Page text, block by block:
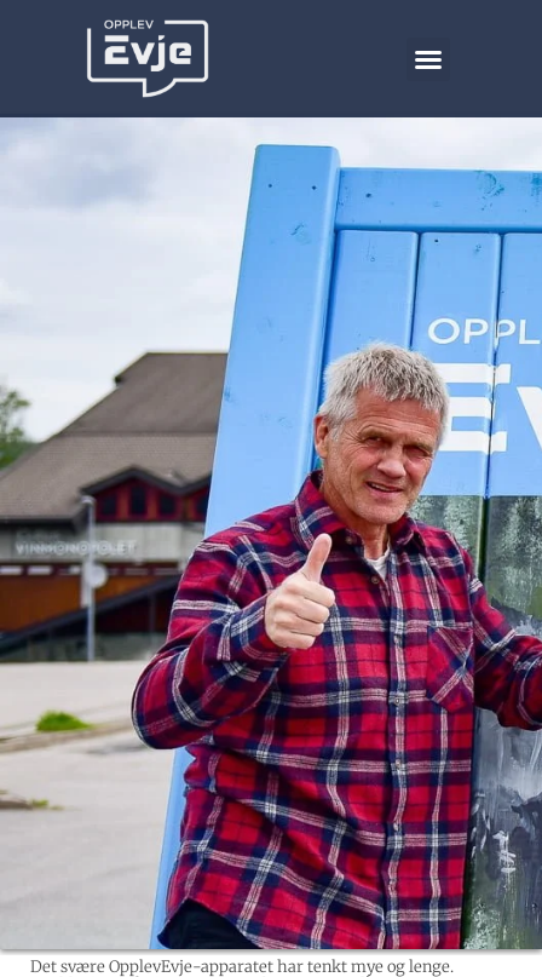
Det svære OpplevEvje-apparatet har tenkt mye og lenge.